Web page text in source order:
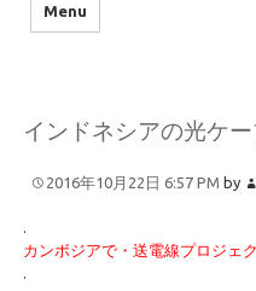
Menu
インドネシアの光ケ
2016年10月22日 6:57 PM by
.
カンボジアで・送電線プロジェ
.